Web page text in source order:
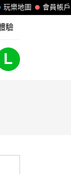
會員帳戶
玩樂地圖
驗